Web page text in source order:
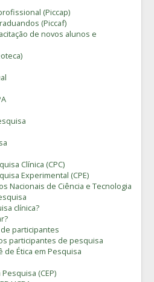
(Piccap)
(Piccaf)
de novos alunos e
Clínica (CPC)
Experimental (CPE)
Nacionais de Ciência e Tecnologia
clínica?
participantes
participantes de pesquisa
de Ética em Pesquisa
(CEP)